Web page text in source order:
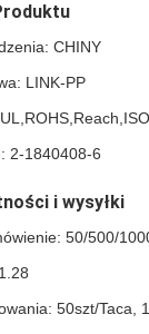
CHINY
LINK-PP
2-1840408-6
i wysyłki
50/500/
50szt/Taca,